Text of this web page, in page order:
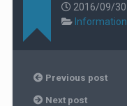
2016/09/30
Information
Previous post
Next post